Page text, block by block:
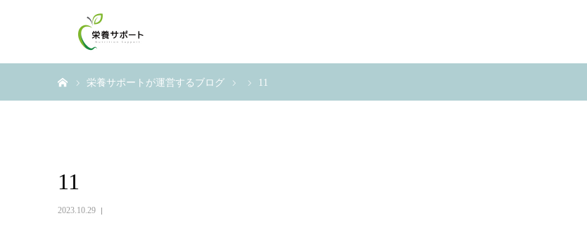
栄養サポートが運営するブログ 11
11
2023.10.29